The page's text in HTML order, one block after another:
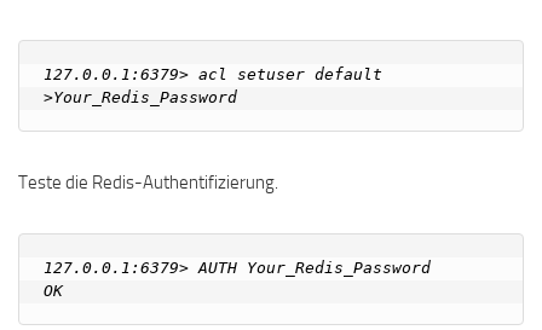
127.0.0.1:6379> acl setuser default
Teste die Redis-Authentifizierung.
127.0.0.1:6379> AUTH Your_Redis_Password